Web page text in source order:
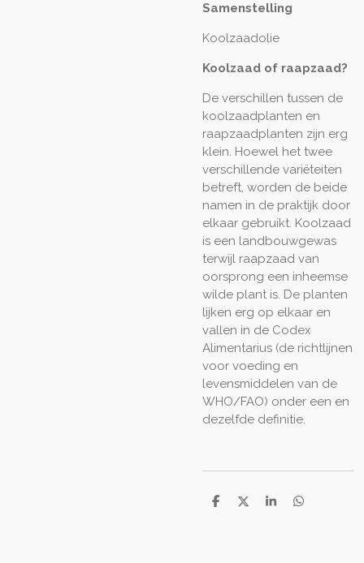
Samenstelling
Koolzaadolie
Koolzaad of raapzaad?
De verschillen tussen de
koolzaadplanten en
raapzaadplanten zijn erg
klein. Hoewel het twee
verschillende variëteiten
betreft, worden de beide
namen in de praktijk door
elkaar gebruikt. Koolzaad
is een landbouwgewas
terwijl raapzaad van
oorsprong een inheemse
wilde plant is. De planten
lijken erg op elkaar en
vallen in de Codex
Alimentarius (de richtlijnen
voor voeding en
levensmiddelen van de
WHO/FAO) onder een en
dezelfde definitie.
D
D
S
D